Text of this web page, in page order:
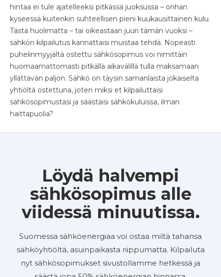
hintaa ei tule ajatelleeksi pitkässä juoksussa – onhan
kyseessä kuitenkin suhteellisen pieni kuukausittainen kulu.
Tästä huolimatta – tai oikeastaan juuri tämän vuoksi –
sähkön kilpailutus kannattaisi muistaa tehdä. Nopeasti
puhelinmyyjältä ostettu sähkösopimus voi nimittäin
huomaamattomasti pitkällä aikavälillä tulla maksamaan
yllättävän paljon. Sähkö on täysin samanlaista jokaiselta
yhtiöltä ostettuna, joten miksi et kilpailuttaisi
sähkösopimustasi ja säästäisi sähkökuluissa, ilman
haittapuolia?
Löydä halvempi
sähkösopimus alle
viidessä minuutissa.
Suomessa sähköenergiaa voi ostaa miltä tahansa
sähköyhtiöltä, asuinpaikasta riippumatta. Kilpailuta
nyt sähkösopimukset sivustollamme hetkessä ja